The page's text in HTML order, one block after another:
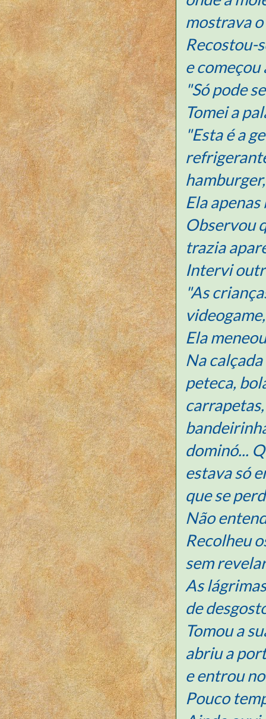
mostrava
Recostou-
e começou
"Só pode
Tomei a
"Esta é a
Ela
Observou
trazia
Intervi
"As
Ela
Na
peteca,
dominó...
estava só
que se
Não
Recolheu
sem
As
de
Tomou a
abriu a
e entrou
Pouco